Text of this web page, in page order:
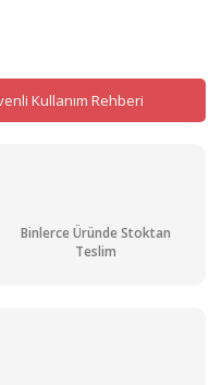
Kullanım Rehberi
Binlerce Üründe Stoktan
Teslim